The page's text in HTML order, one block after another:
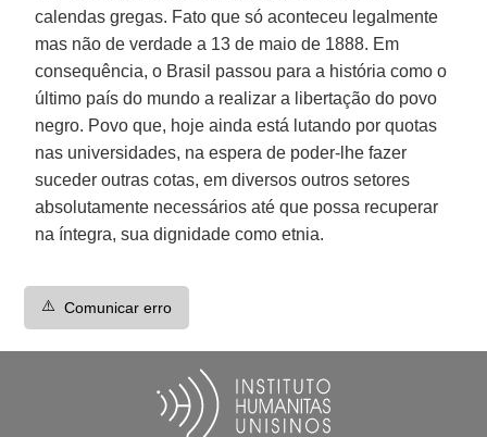
calendas gregas. Fato que só aconteceu legalmente
mas não de verdade a 13 de maio de 1888. Em
consequência, o Brasil passou para a história como o
último país do mundo a realizar a libertação do povo
negro. Povo que, hoje ainda está lutando por quotas
nas universidades, na espera de poder-lhe fazer
suceder outras cotas, em diversos outros setores
absolutamente necessários até que possa recuperar
na íntegra, sua dignidade como etnia.
⚠️ Comunicar erro